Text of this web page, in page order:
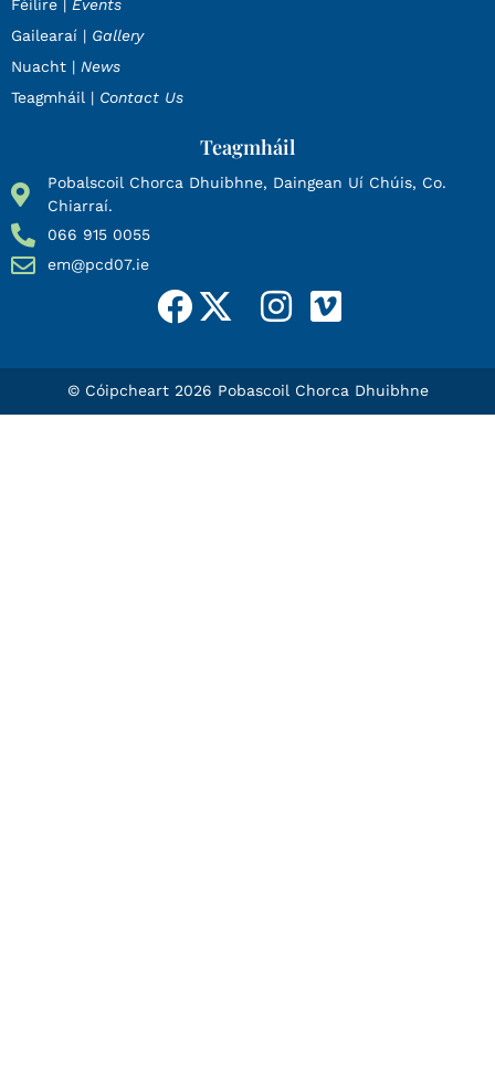
Féilire | Events
Gailearaí | Gallery
Nuacht | News
Teagmháil | Contact Us
Teagmháil
Pobalscoil Chorca Dhuibhne, Daingean Uí Chúis, Co.
Chiarraí.
066 915 0055
em@pcd07.ie
© Cóipcheart 2026 Pobascoil Chorca Dhuibhne